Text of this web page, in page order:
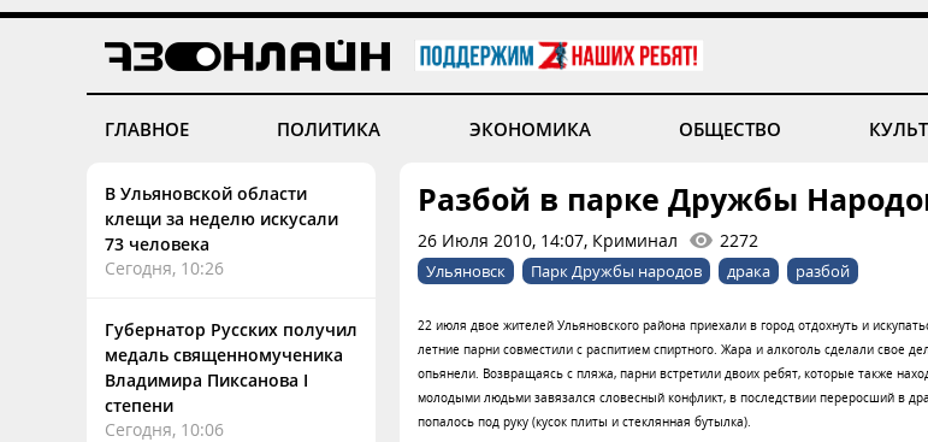
ГЛАВНОЕ ПОЛИТИКА ЭКОНОМИКА ОБЩЕСТВО
В Ульяновской области
клещи за неделю искусали
73 человека
Сегодня, 10:26
Губернатор Русских получил
медаль священномученика
Владимира Пиксанова I
степени
Сегодня, 10:06
Разбой в парке Дружбы
26 Июля 2010, 14:07, Криминал 2272
Ульяновск Парк Дружбы народов драка разбой
22 июля двое жителей Ульяновского района приехали в город отдохнуть и
летние парни совместили с распитием спиртного. Жара и алкоголь сделали свое
опьянели. Возвращаясь с пляжа, парни встретили двоих ребят, которые также
молодыми людьми завязался словесный конфликт, в последствии переросший в
попалось под руку (кусок плиты и стеклянная бутылка).